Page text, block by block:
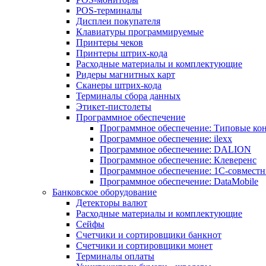
POS-терминалы
Дисплеи покупателя
Клавиатуры программируемые
Принтеры чеков
Принтеры штрих-кода
Расходные материалы и комплектующие
Ридеры магнитных карт
Сканеры штрих-кода
Терминалы сбора данных
Этикет-пистолеты
Программное обеспечение
Программное обеспечение: Типовые
Программное обеспечение: ilexx
Программное обеспечение: DALION
Программное обеспечение: Клеверенс
Программное обеспечение: 1С-
Программное обеспечение: DataMobile
Банковское оборудование
Детекторы валют
Расходные материалы и комплектующие
Сейфы
Счетчики и сортировщики банкнот
Счетчики и сортировщики монет
Терминалы оплаты